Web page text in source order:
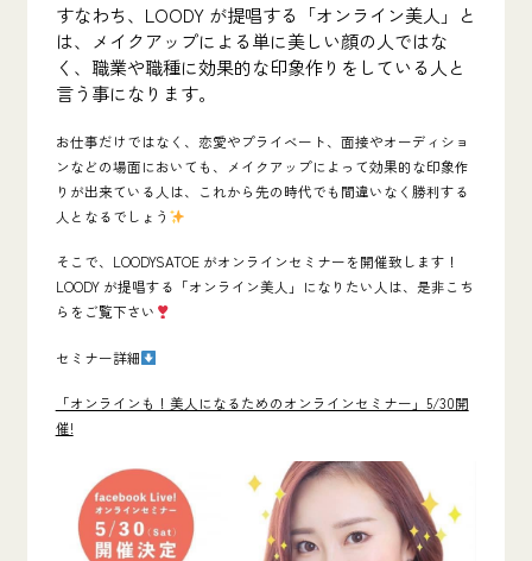
すなわち、LOODY が提唱する「オンライン美人」と
は、メイクアップによる単に美しい顔の人ではな
く、職業や職種に効果的な印象作りをしている人と
言う事になります。
お仕事だけではなく、恋愛やプライベート、面接やオーディショ
ンなどの場面においても、メイクアップによって効果的な印象作
りが出来ている人は、これから先の時代でも間違いなく勝利する
人となるでしょう
そこで、LOODYSATOEがオンラインセミナーを開催致します！
LOODY が提唱する「オンライン美人」 になりたい人は、是非こち
らをご覧下さい
セミナー詳細
「オンラインも！美人になるためのオンラインセミナー」5/30開
催!